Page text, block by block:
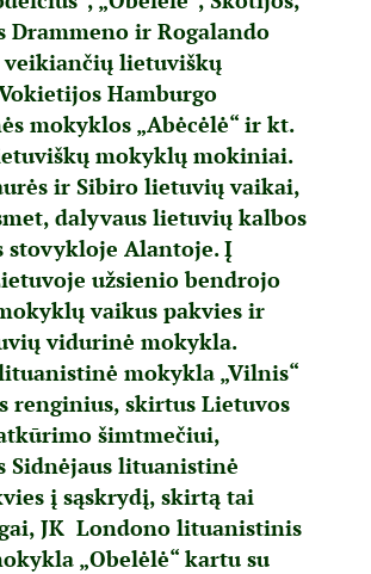
Drammeno ir Rogalando
veikiančių lietuviškų
Hamburgo
mokyklos „Abėcėlė“ ir kt.
mokyklų mokiniai.
ir Sibiro lietuvių vaikai,
dalyvaus lietuvių kalbos
stovykloje Alantoje. Į
užsienio bendrojo
vaikus pakvies ir
vidurinė mokykla.
mokykla „Vilnis“
renginius, skirtus Lietuvos
šimtmečiui,
Sidnėjaus lituanistinė
į sąskrydį, skirtą tai
JK Londono lituanistinis
„Obelėlė“ kartu su